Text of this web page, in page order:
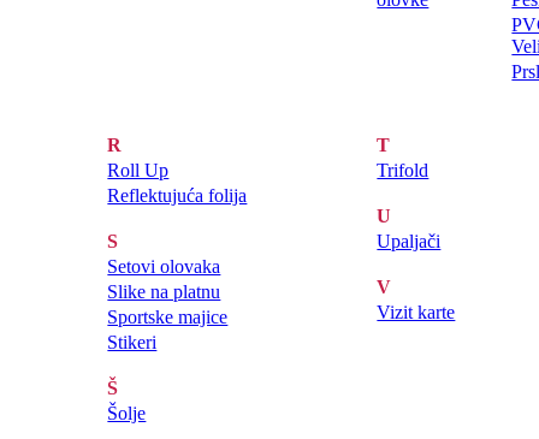
R
Roll Up
Reflektujuća folija
S
Setovi olovaka
Slike na platnu
Sportske majice
Stikeri
Š
Šolje
T
Trifold
U
Upaljači
V
Vizit karte